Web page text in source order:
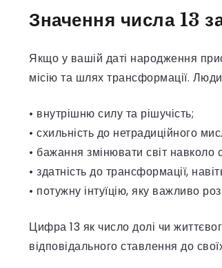
Значення числа 13
Якщо у вашій даті народження
місію та шлях трансформації.
• внутрішню силу та рішучість;
• схильність до нетрадиційного
• бажання змінювати світ навколо
• здатність до трансформації,
• потужну інтуїцію, яку важливо
Цифра 13 як число долі чи
відповідального ставлення до